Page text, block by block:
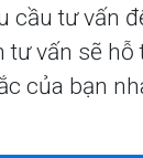
cầu tư vấn
tư vấn sẽ hỗ
của bạn